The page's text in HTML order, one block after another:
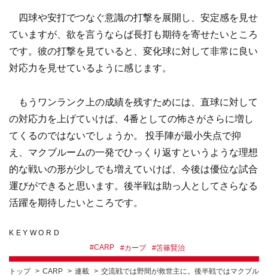
四球や安打でつなぐ意識の打撃を展開し、安定感を見せ
ていますが、欲を言うならば長打も期待を寄せたいところ
です。彼の打撃を見ていると、変化球に対して非常に良い
対応力を見せているように感じます。
もうワンランク上の成績を残すためには、直球に対して
の対応力を上げていけば、4番としての怖さがさらに増し
てくるのではないでしょうか。 投手陣が最小失点で抑
え、マクブルームの一発でひっくり返すというような理想
的な戦いの形が少しでも増えていけば、今後は優位な試合
運びができると思います。後半戦は助っ人としてさらなる
活躍を期待したいところです。
KEYWORD
#CARP #カープ #笘篠賢治
トップ CARP 連載
交流戦では野間が救世主に。後半戦ではマクブル